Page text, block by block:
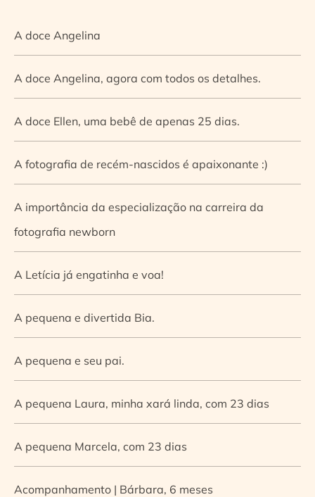
A doce Angelina
A doce Angelina, agora com todos os detalhes.
A doce Ellen, uma bebê de apenas 25 dias.
A fotografia de recém-nascidos é apaixonante :)
A importância da especialização na carreira da
fotografia newborn
A Letícia já engatinha e voa!
A pequena e divertida Bia.
A pequena e seu pai.
A pequena Laura, minha xará linda, com 23 dias
A pequena Marcela, com 23 dias
Acompanhamento | Bárbara, 6 meses